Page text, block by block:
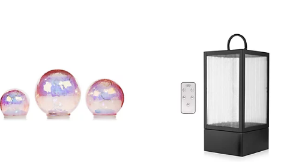
bzw.
rechts,
um